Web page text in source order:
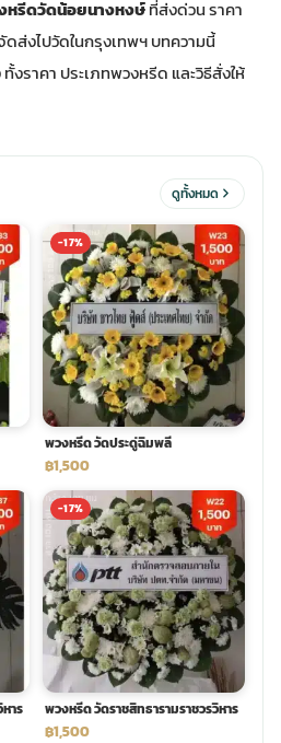
คา
หรีดวัดน้อยนางหงษ์ที่ส่งด่วน ราคา
ส่งไปวัดในกรุงเทพฯ บทความนี้
ราคา ประเภทพวงหรีด และวิธีสั่งให้
ดูทั้งหมด
-17%
พวงหรีด วัดประดู่ฉิมพลี
฿1,500
าร
-17%
พวงหรีด วัดราชสิทธารามราชวรวิหาร
฿1,500